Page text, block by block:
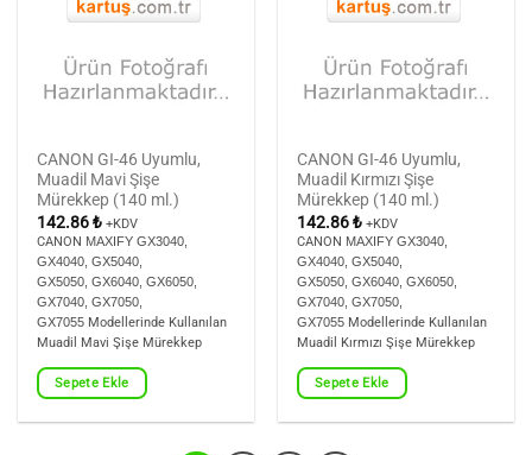
CANON GI-46 Uyumlu,
Muadil Mavi Şişe
Mürekkep (140 ml.)
142.86₺ +KDV
CANON MAXIFY GX3040,
GX4040, GX5040,
GX5050,GX6040, GX6050,
GX7040, GX7050,
GX7055 Modellerinde Kullanılan
Muadil Mavi Şişe Mürekkep
Sepete Ekle
CANON GI-46 Uyumlu,
Muadil Kırmızı Şişe
Mürekkep (140 ml.)
142.86₺ +KDV
CANON MAXIFY GX3040,
GX4040, GX5040,
GX5050,GX6040, GX6050,
GX7040, GX7050,
GX7055 Modellerinde Kullanılan
Muadil Kırmızı Şişe Mürekkep
Sepete Ekle